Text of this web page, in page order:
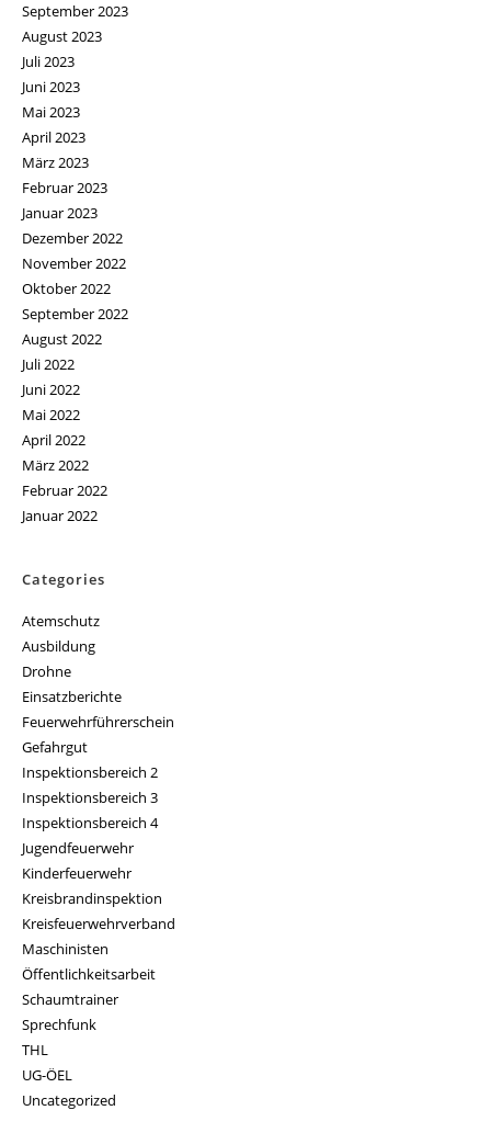
September 2023
August 2023
Juli 2023
Juni 2023
Mai 2023
April 2023
März 2023
Februar 2023
Januar 2023
Dezember 2022
November 2022
Oktober 2022
September 2022
August 2022
Juli 2022
Juni 2022
Mai 2022
April 2022
März 2022
Februar 2022
Januar 2022
Categories
Atemschutz
Ausbildung
Drohne
Einsatzberichte
Feuerwehrführerschein
Gefahrgut
Inspektionsbereich 2
Inspektionsbereich 3
Inspektionsbereich 4
Jugendfeuerwehr
Kinderfeuerwehr
Kreisbrandinspektion
Kreisfeuerwehrverband
Maschinisten
Öffentlichkeitsarbeit
Schaumtrainer
Sprechfunk
THL
UG-ÖEL
Uncategorized